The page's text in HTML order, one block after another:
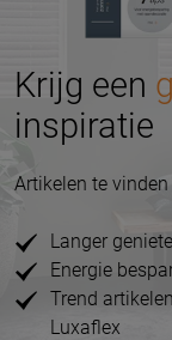
Krijg een
inspiratie
Artikelen te
Langer
Energie
Trend
Luxaflex